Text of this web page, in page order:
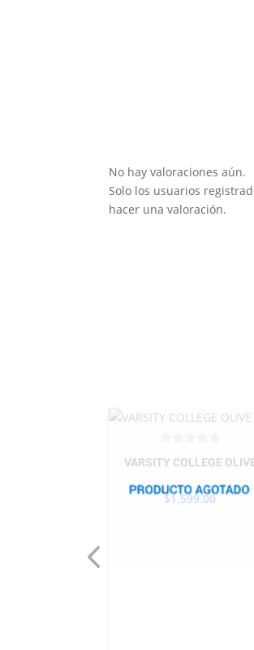
No hay valoraciones aún.
Solo los usuarios
hacer una valoración.
VARSITY COLLEGE
$1,599.00